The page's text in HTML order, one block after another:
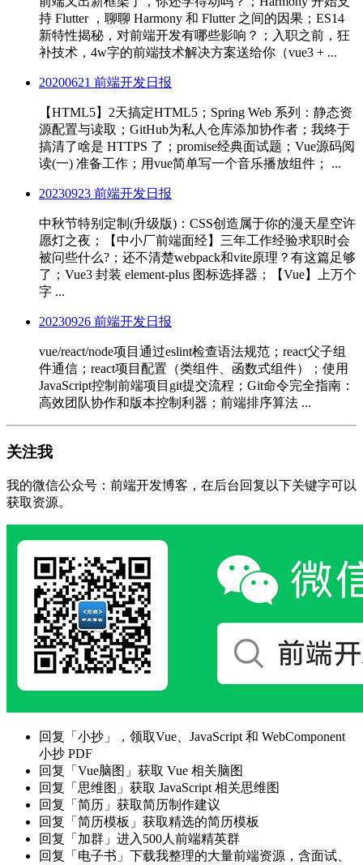
持 Flutter ，聊聊 Harmony 和 Flutter 之间的因果；ES14
新特性揭秘，对前端开发有哪些影响？；入职之前，狂
补技术，4w字的前端技术解决方案送给你（vue3 + ...
20200621 前端开发日报
【HTML5】2天搞定HTML5；Spring Web 系列：静态资
源配置与读取；GitHub为私人仓库添加协作者；我终于
搞清了啥是 HTTPS 了；promise经典面试题；Vue源码阅
读(一) 准备工作；用vue简单写一个音乐播放组件； ...
20230923 前端开发日报
中秋节特别定制(升级版)：CSS创造属于你的漫天星空许
愿灯之夜；【中小厂前端面经】三年工作经验求职时会
被问些什么?；还不清楚webpack和vite原理？有这篇足够
了；Vue3 封装 element-plus 图标选择器；【Vue】上万个
字 ...
20230926 前端开发日报
vue/react/node项目通过eslint检查语法规范；react父子组
件通信；react项目配置（类组件、函数式组件）；使用
JavaScript控制前端项目git提交流程；Git命令完全指南：
高效团队协作和版本控制利器；前端排序算法 ...
关注我
我的微信公众号：前端开发博客，在后台回复以下关键字可以
获取资源。
回复「小抄」，领取Vue、JavaScript 和 WebComponent
小抄 PDF
回复「Vue脑图」获取 Vue 相关脑图
回复「思维图」获取 JavaScript 相关思维图
回复「简历」获取简历制作建议
回复「简历模板」获取精选的简历模板
回复「加群」进入500人前端精英群
回复「电子书」下载我整理的大量前端资源，含面试、